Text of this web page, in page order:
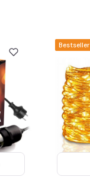
Bestseller